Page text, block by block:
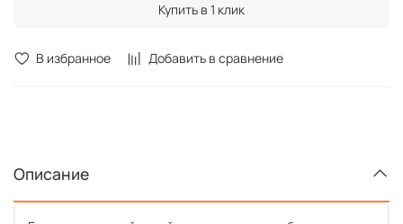
В избранное Добавить в сравнение
Купить в 1 клик
Описание